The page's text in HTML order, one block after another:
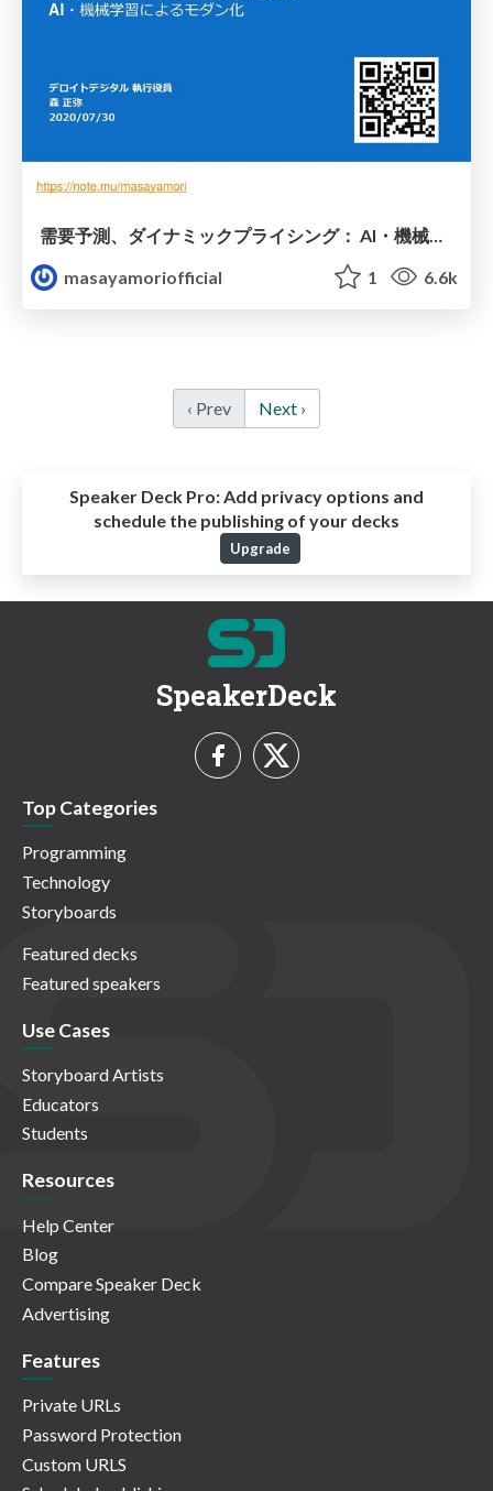
masayamoriofficial
1 6.6k
‹ Prev Next ›
Speaker Deck Pro:Add privacy options and
schedule the publishing of your decks
Upgrade
SpeakerDeck
Top Categories
Programming
Technology
Storyboards
Featured decks
Featured speakers
Use Cases
Storyboard Artists
Educators
Students
Resources
Help Center
Blog
Compare Speaker Deck
Advertising
Features
Private URLs
Password Protection
Custom URLS